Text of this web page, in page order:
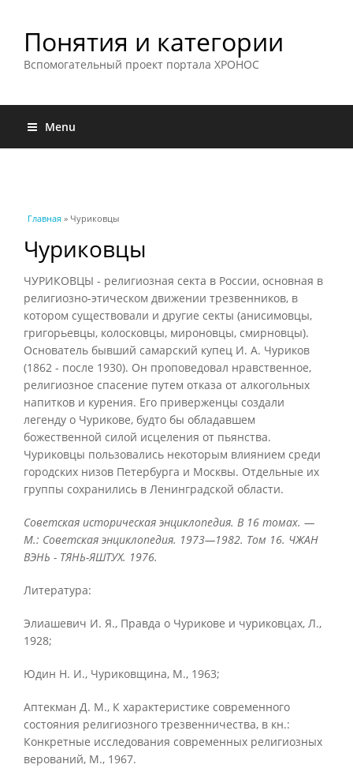
Понятия и категории
Вспомогательный проект портала ХРОНОС
Menu
Вы здесь
Главная » Чуриковцы
Чуриковцы
ЧУРИКОВЦЫ - религиозная секта в России, основная в
религиозно-этическом движении трезвенников, в
котором существовали и другие секты (анисимовцы,
григорьевцы, колосковцы, мироновцы, смирновцы).
Основатель бывший самарский купец И. А. Чуриков
(1862 - после 1930). Он проповедовал нравственное,
религиозное спасение путем отказа от алкогольных
напитков и курения. Его приверженцы создали
легенду о Чурикове, будто бы обладавшем
божественной силой исцеления от пьянства.
Чуриковцы пользовались некоторым влиянием среди
городских низов Петербурга и Москвы. Отдельные их
группы сохранились в Ленинградской области.
Советская историческая энциклопедия. В 16 томах. —
М.: Советская энциклопедия. 1973—1982. Том 16. ЧЖАН
ВЭНЬ - ТЯНЬ-ЯШТУХ. 1976.
Литература:
Элиашевич И. Я., Правда о Чурикове и чуриковцах, Л.,
1928;
Юдин Н. И., Чуриковщина, М., 1963;
Аптекман Д. М., К характеристике современного
состояния религиозного трезвенничества, в кн.:
Конкретные исследования современных религиозных
верований, М., 1967.